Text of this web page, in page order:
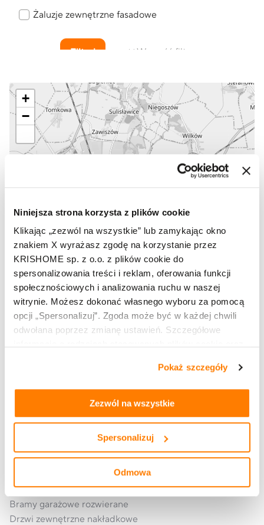
Niniejsza strona korzysta z plików cookie
Klikając „zezwól na wszystkie” lub zamykając okno
znakiem X wyrażasz zgodę na korzystanie przez
KRISHOME sp. z o.o. z plików cookie do
spersonalizowania treści i reklam, oferowania funkcji
społecznościowych i analizowania ruchu w naszej
witrynie. Możesz dokonać własnego wyboru za pomocą
opcji „Spersonalizuj”. Zgoda może być w każdej chwili
odwołana poprzez zmianę ustawień. Szczegółowe
tym, jak korzystasz z naszej witryny, znajdziesz w
prywatności i cookies.
Pokaż szczegóły
Zezwól na wszystkie
Spersonalizuj
Odmowa
Żaluzje zewnętrzne fasadowe
Filtruj Wyczyść filtry
Wybierz punkt sprzedaży
PARTNER HANDLOWY
URZĘDOWSKI ŚWIDNICA
660 472 426
TU KUPISZ:
PARTNER HANDLOWY
MULTI OKNA
ul. Westerplatte 51
marta.dorosz@avante.pl
TU KUPISZ:
2
+
−
OpenStreetMapcontributors
Kup produkty marki KRISHOME
Okna hybrydowe PVC aluminiowe
Okna aluminiowe
Bramy garażowe segmentowe
Bramy garażowe rolowane
Bramy garażowe rozwierane
Drzwi zewnętrzne nakładkowe